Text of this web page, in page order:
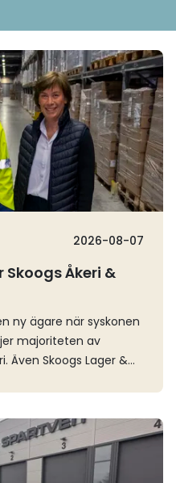
2026-08-07
Skoogs Åkeri &
ny ägare när syskonen
majoriteten av
Även Skoogs Lager &
är andra generationen
nu säljs alltså
glädje vi lämnar över